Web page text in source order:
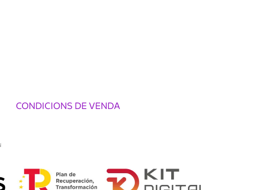
CONDICIONS DE VENDA